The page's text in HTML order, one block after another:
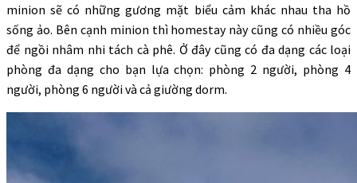
minion sẽ có những gương mặt biểu cảm khác nhau tha hồ
sống ảo. Bên cạnh minion thì homestay này cũng có nhiều góc
để ngồi nhâm nhi tách cà phê. Ở đây cũng có đa dạng các loại
phòng đa dạng cho bạn lựa chọn: phòng 2 người, phòng 4
người, phòng 6 người và cả giường dorm.